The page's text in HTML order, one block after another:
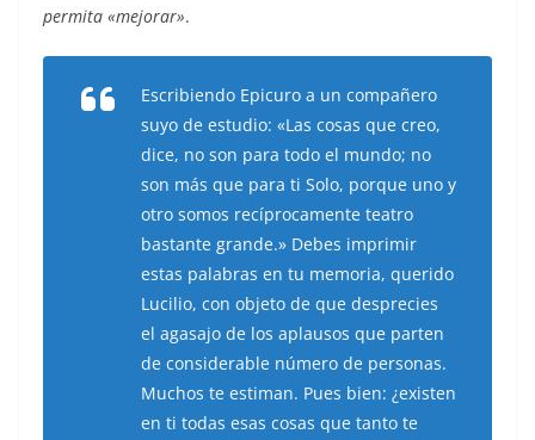
permita «mejorar».
Escribiendo Epicuro a un compañero
suyo de estudio: «Las cosas que creo,
dice, no son para todo el mundo; no
son más que para ti Solo, porque uno y
otro somos recíprocamente teatro
bastante grande.» Debes imprimir
estas palabras en tu memoria, querido
Lucilio, con objeto de que desprecies
el agasajo de los aplausos que parten
de considerable número de personas.
Muchos te estiman. Pues bien: ¿existen
en ti todas esas cosas que tanto te